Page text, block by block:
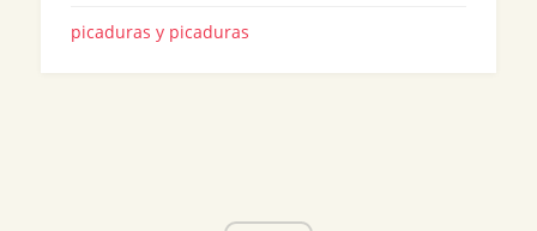
picaduras y picaduras